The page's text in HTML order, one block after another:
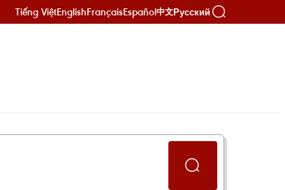
Tiếng ViệtEnglishFrançaisEspañol中文Русский